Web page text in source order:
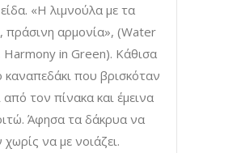
«Η λιμνούλα με τα
αρμονία», (Water
Harmony in Green). Κάθισα
καναπεδάκι που βρισκόταν
τον πίνακα και έμεινα
Άφησα τα δάκρυα να
να με νοιάζει.